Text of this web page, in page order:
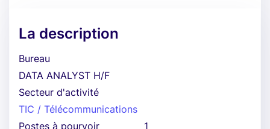
La description
Bureau
DATA ANALYST H/F
Secteur d'activité
TIC / Télécommunications
Postes à pourvoir
1